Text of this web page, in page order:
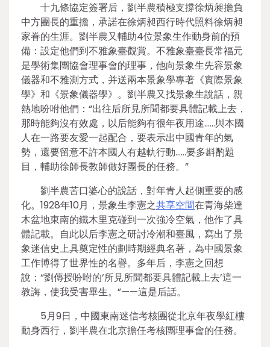
十九條協定簽署后，劉半農積極支撐徐炳昶擔負
中方團長的重擔，承諾在徐炳昶西行時代照料徐炳昶
家眷的生涯。劉半農又輔助4位景象生作動身前的預
備：設定他們到不雅象臺觀賞。不雅象臺臺長常福元
是學術集團協會理事會的理事，他向景象生先容景象
儀器和不雅測方式，并送兩本景象學專著《實際景象
學》和《景象儀器學》。劉半農又找景象生說話，親
熱地吩咐他們：“出往后所見所聞都要具體記載上去，
那時能夠沒有效處，以后能夠有很年夜用途……與本國
人在一路要友愛一起配合，要表示出中國青年的氣
勢，還要留意不許本國人有越軌行動……要多斟酌題
目，輔助徐師長教師做好團長的任務。”
劉半農苦口婆心的說話，對年青人起側重要的感
化。1928年10月，景象生李憲之共享空間在青海柴達
木盆地東南的鐵木里克碰到一次強冷空氣，他作了具
體記載。自此以后李憲之研討冷潮和臺風，寫出了景
象迷信史上具奠定性的劃時期經典名著，為中國景象
工作博得了世界性的名譽。多年后，李憲之回想
說：“劉傳授吩咐的‘所見所聞都要具體記載上去’這一
教誨，使我受害畢生。”——這是后話。
5月9日，中國東南迷信考核團從北京年夜學紅樓
動身西行，劉半農在北京擔任考核團理事會的任務。